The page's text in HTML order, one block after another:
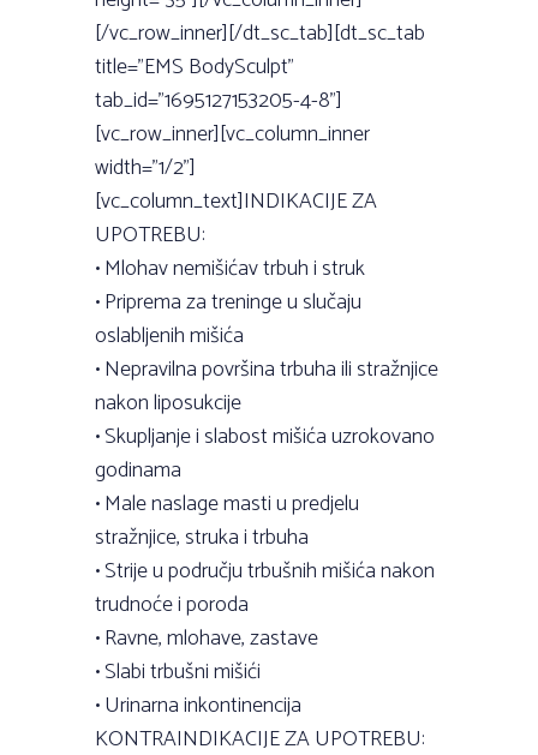
[/vc_row_inner][/dt_sc_tab][dt_sc_tab
title=”EMS BodySculpt”
tab_id=”1695127153205-4-8”]
[vc_row_inner][vc_column_inner
width=”1/2”]
[vc_column_text]INDIKACIJE ZA
UPOTREBU:
• Mlohav nemišićav trbuh i struk
• Priprema za treninge u slučaju
oslabljenih mišića
• Nepravilna površina trbuha ili stražnjice
nakon liposukcije
• Skupljanje i slabost mišića uzrokovano
godinama
• Male naslage masti u predjelu
stražnjice, struka i trbuha
• Strije u području trbušnih mišića nakon
trudnoće i poroda
• Ravne, mlohave, zastave
• Slabi trbušni mišići
• Urinarna inkontinencija
KONTRAINDIKACIJE ZA UPOTREBU: